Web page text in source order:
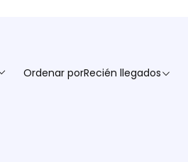
Ordenar porRecién llegados